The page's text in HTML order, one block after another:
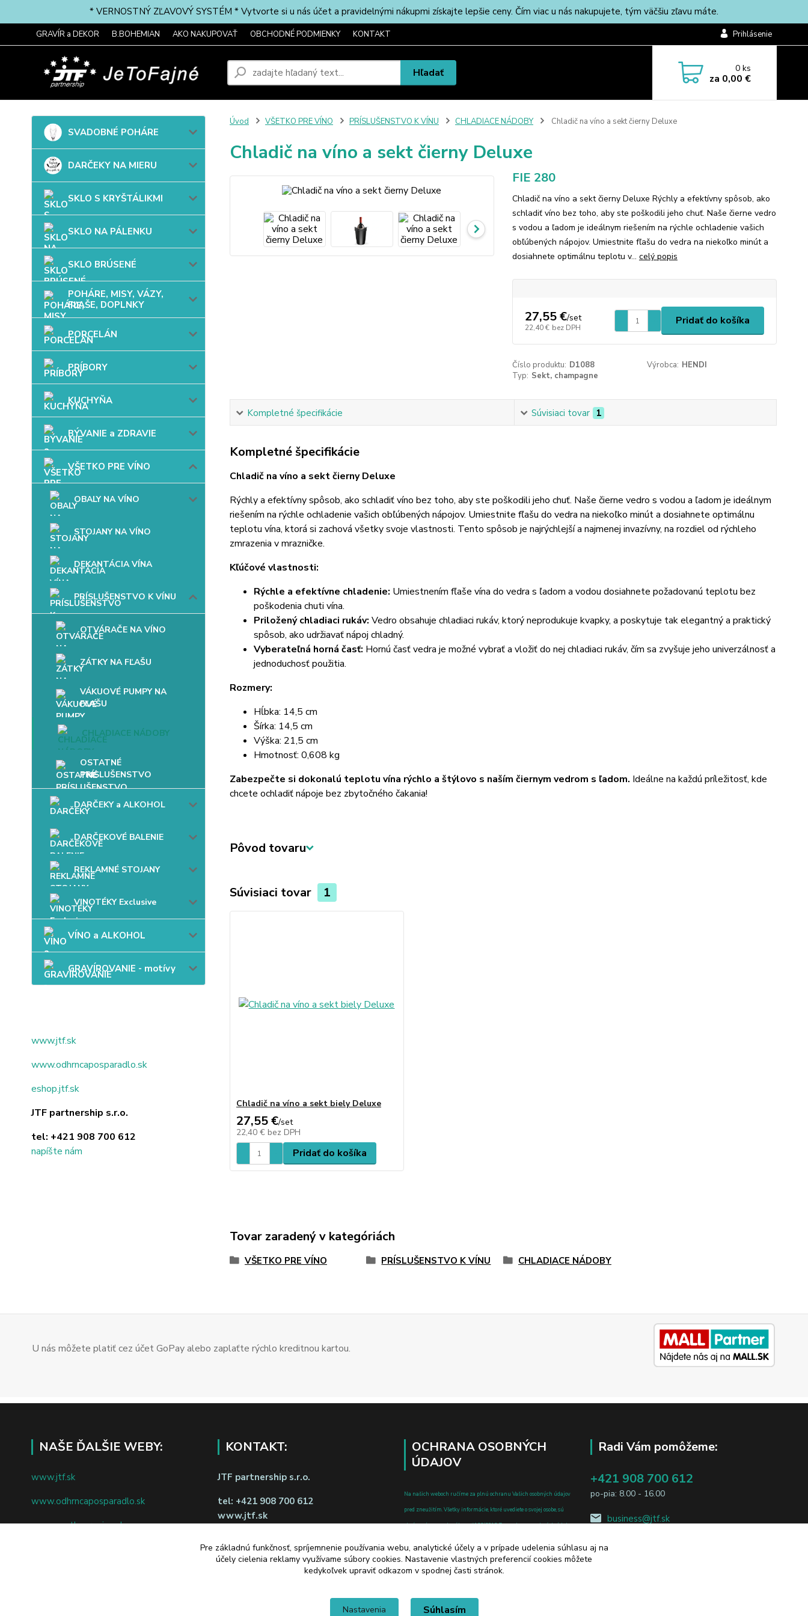
* VERNOSTNÝ ZĽAVOVÝ SYSTÉM * Vytvorte si u nás účet a pravidelnými nákupmi získajte lepšie ceny. Čím viac u nás nakupujete, tým väčšiu zľavu máte.
GRAVÍR a DEKOR B.BOHEMIAN AKO NAKUPOVAŤ OBCHODNÉ PODMIENKY KONTAKT Prihlásenie
Hľadať 0ks
za 0,00 €
SVADOBNÉ POHÁRE
DARČEKY NA MIERU
SKLO S KRYŠTÁLIKMI
SKLO NA PÁLENKU
SKLO BRÚSENÉ
POHÁRE, MISY, VÁZY,
FĽAŠE, DOPLNKY
PORCELÁN
PRÍBORY
KUCHYŇA
BÝVANIE a ZDRAVIE
VŠETKO PRE VÍNO
OBALY NA VÍNO
STOJANY NA VÍNO
DEKANTÁCIA VÍNA
PRÍSLUŠENSTVO K VÍNU
OTVÁRAČE NA VÍNO
ZÁTKY NA FĽAŠU
VÁKUOVÉ PUMPY NA
FĽAŠU
CHLADIACE NÁDOBY
OSTATNÉ
PRÍSLUŠENSTVO
DARČEKY a ALKOHOL
DARČEKOVÉ BALENIE
REKLAMNÉ STOJANY
VINOTÉKY Exclusive
VÍNO a ALKOHOL
GRAVÍROVANIE - motívy
www.jtf.sk
www.odhrncaposparadlo.sk
eshop.jtf.sk
JTF partnership s.r.o.
tel: +421 908 700 612
napíšte nám
Úvod VŠETKO PRE VÍNO PRÍSLUŠENSTVO K VÍNU CHLADIACE NÁDOBY Chladič na víno a sekt čierny Deluxe
Chladič na víno a sekt čierny Deluxe
FIE 280
Chladič na víno a sekt čierny Deluxe Rýchly a efektívny spôsob, ako
schladiť víno bez toho, aby ste poškodili jeho chuť. Naše čierne vedro
s vodou a ľadom je ideálnym riešením na rýchle ochladenie vašich
obľúbených nápojov. Umiestnite fľašu do vedra na niekoľko minút a
dosiahnete optimálnu teplotu v... celý popis
27,55 €/set
22,40 € bez DPH
Pridať do košíka
Číslo produktu: D1088 Výrobca: HENDI
Typ: Sekt, champagne
Kompletné špecifikácie Súvisiaci tovar 1
Kompletné špecifikácie
Chladič na víno a sekt čierny Deluxe
Rýchly a efektívny spôsob, ako schladiť víno bez toho, aby ste poškodili jeho chuť. Naše čierne vedro s vodou a ľadom je ideálnym
riešením na rýchle ochladenie vašich obľúbených nápojov. Umiestnite fľašu do vedra na niekoľko minút a dosiahnete optimálnu
teplotu vína, ktorá si zachová všetky svoje vlastnosti. Tento spôsob je najrýchlejší a najmenej invazívny, na rozdiel od rýchleho
zmrazenia v mrazničke.
Kľúčové vlastnosti:
Rýchle a efektívne chladenie: Umiestnením fľaše vína do vedra s ľadom a vodou dosiahnete požadovanú teplotu bez
poškodenia chuti vína.
Priložený chladiaci rukáv: Vedro obsahuje chladiaci rukáv, ktorý neprodukuje kvapky, a poskytuje tak elegantný a praktický
spôsob, ako udržiavať nápoj chladný.
Vyberateľná horná časť: Hornú časť vedra je možné vybrať a vložiť do nej chladiaci rukáv, čím sa zvyšuje jeho univerzálnosť a
jednoduchosť použitia.
Rozmery:
Hĺbka: 14,5 cm
Šírka: 14,5 cm
Výška: 21,5 cm
Hmotnosť: 0,608 kg
Zabezpečte si dokonalú teplotu vína rýchlo a štýlovo s naším čiernym vedrom s ľadom. Ideálne na každú príležitosť, kde
chcete ochladiť nápoje bez zbytočného čakania!
Pôvod tovaru
Súvisiaci tovar 1
Chladič na víno a sekt biely Deluxe
27,55 €/set
22,40 € bez DPH
Pridať do košíka
Tovar zaradený v kategóriách
VŠETKO PRE VÍNO PRÍSLUŠENSTVO K VÍNU CHLADIACE NÁDOBY
U nás môžete platiť cez účet GoPay alebo zaplaťte rýchlo kreditnou kartou.
NAŠE ĎALŠIE WEBY:
www.jtf.sk
www.odhrncaposparadlo.sk
www.vsetkoprevino.sk
KONTAKT:
JTF partnership s.r.o.
tel: +421 908 700 612
www.jtf.sk
Odstúpiť od zmluvy tu
OCHRANA OSOBNÝCH
ÚDAJOV
Na našich weboch ručíme za plnú ochranu Vašich osobných údajov
pred zneužitím. Všetky informácie, ktoré uvediete o svojej osobe, sú
chránené v zmysle zákona č.122/2013 Z.z. o ochrane osobných údajov
Radi Vám pomôžeme:
+421 908 700 612
po-pia: 8.00 - 16.00
business@jtf.sk
Pre základnú funkčnosť, spríjemnenie používania webu, analytické účely a v prípade udelenia súhlasu aj na
účely cielenia reklamy využívame súbory cookies. Nastavenie vlastných preferencií cookies môžete
kedykoľvek upraviť odkazom v spodnej časti stránok.
Nastavenia Súhlasím